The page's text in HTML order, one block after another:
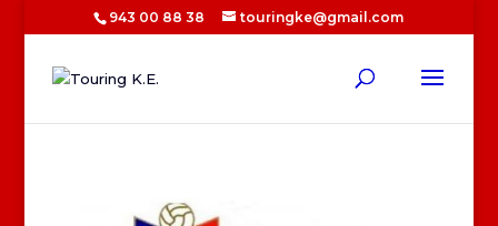
943 00 88 38 touringke@gmail.com